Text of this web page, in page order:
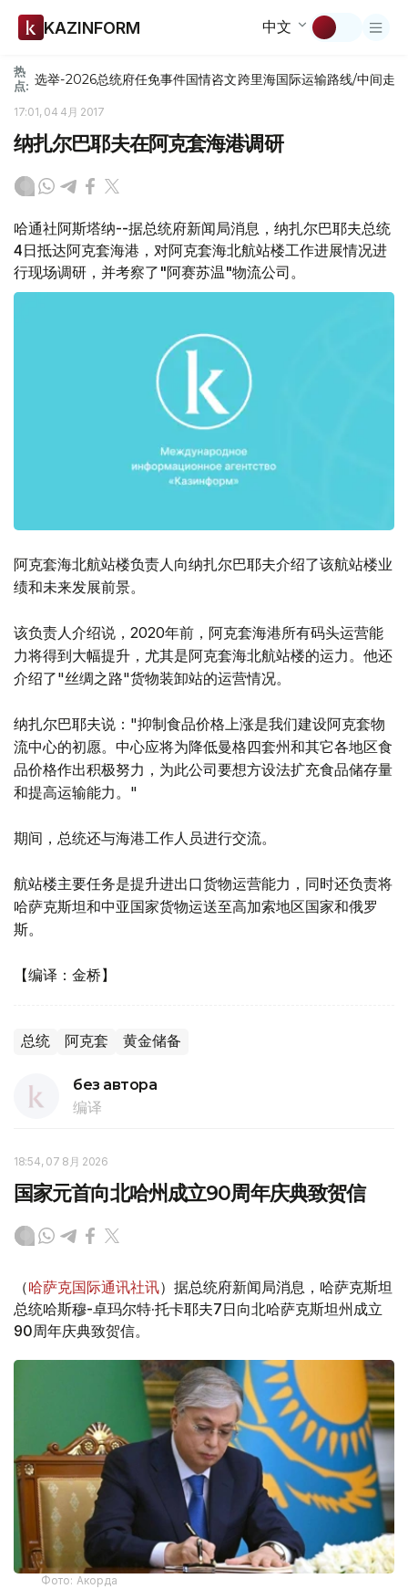
KAZINFORM 中文
热
点: 选举-2026总统府任免事件国情咨文跨里海国际运输路线/中间走廊
17:01, 04 4月 2017
纳扎尔巴耶夫在阿克套海港调研
哈通社阿斯塔纳--据总统府新闻局消息，纳扎尔巴耶夫总统
4日抵达阿克套海港，对阿克套海北航站楼工作进展情况进
行现场调研，并考察了"阿赛苏温"物流公司。
阿克套海北航站楼负责人向纳扎尔巴耶夫介绍了该航站楼业
绩和未来发展前景。
该负责人介绍说，2020年前，阿克套海港所有码头运营能
力将得到大幅提升，尤其是阿克套海北航站楼的运力。他还
介绍了"丝绸之路"货物装卸站的运营情况。
纳扎尔巴耶夫说："抑制食品价格上涨是我们建设阿克套物
流中心的初愿。中心应将为降低曼格四套州和其它各地区食
品价格作出积极努力，为此公司要想方设法扩充食品储存量
和提高运输能力。"
期间，总统还与海港工作人员进行交流。
航站楼主要任务是提升进出口货物运营能力，同时还负责将
哈萨克斯坦和中亚国家货物运送至高加索地区国家和俄罗
斯。
【编译：金桥】
总统 阿克套 黄金储备
без автора
编译
18:54, 07 8月 2026
国家元首向北哈州成立90周年庆典致贺信
（哈萨克国际通讯社讯）据总统府新闻局消息，哈萨克斯坦
总统哈斯穆-卓玛尔特·托卡耶夫7日向北哈萨克斯坦州成立
90周年庆典致贺信。
Фото: Акорда